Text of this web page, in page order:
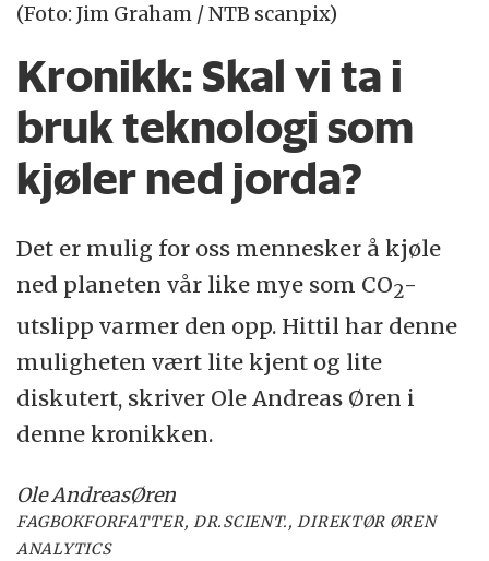
(Foto: Jim Graham / NTB scanpix)
Kronikk: Skal vi ta i
bruk teknologi som
kjøler ned jorda?
Det er mulig for oss mennesker å kjøle
ned planeten vår like mye som CO2-
utslipp varmer den opp. Hittil har denne
muligheten vært lite kjent og lite
diskutert, skriver Ole Andreas Øren i
denne kronikken.
Ole AndreasØren
FAGBOKFORFATTER, DR.SCIENT., DIREKTØR ØREN
ANALYTICS